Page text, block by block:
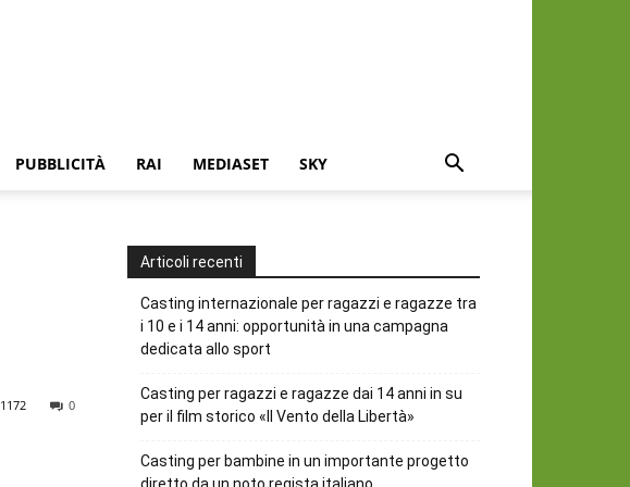
PUBBLICITÀ RAI MEDIASET SKY
0
1172
Articoli recenti
Casting internazionale per ragazzi e ragazze tra
i 10 e i 14 anni: opportunità in una campagna
dedicata allo sport
Casting per ragazzi e ragazze dai 14 anni in su
per il film storico «Il Vento della Libertà»
Casting per bambine in un importante progetto